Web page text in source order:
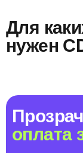
Для
нужен
оплата